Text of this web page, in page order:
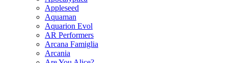
Appleseed
Aquaman
Aquarion Evol
AR Performers
Arcana Famiglia
Arcania